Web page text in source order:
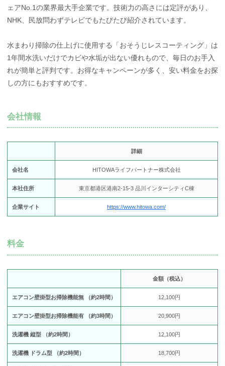
ェアNo.1の業界最大手企業です。技術力の高さには定評があり、
NHK、民放問わずテレビでもたびたび紹介されています。
水まわり掃除の仕上げに使用する「おそうじレスコーティング」は
1年間水洗いだけでカビや水垢が出ない優れもので、毎日のお手入
れが簡単と評判です。お得なキャンペーンが多く、安い料金をお探
しの方にもおすすめです。
会社情報
詳細
会社名 HITOWAライフパートナー株式会社
本社住所 東京都港区港南2-15-3 品川インターシティC棟
企業サイト https://www.hitowa.com/
料金
金額（税込）
エアコン壁掛型お掃除機能無 （約2時間） 12,100円
エアコン壁掛型お掃除機能有 （約3時間） 20,900円
洗濯機 縦型 （約2時間） 12,100円
洗濯機 ドラム型 （約2時間） 18,700円